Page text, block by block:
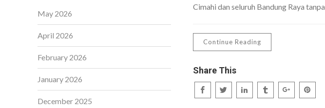
Cimahi dan seluruh Bandung Raya tanpa
Continue Reading
Share This
May 2026
April 2026
February 2026
January 2026
December 2025